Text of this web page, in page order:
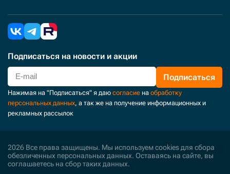
Подписаться на новости и акции
Подписаться
Нажимая на "Подписаться" я даю согласие на обработку
персональных данных, а так же на получение информационных и
рекламных рассылок
2026 Все права защищены. Мы используем cookies для сбора
обезличенных персональных данных. Оставаясь на сайте, вы
соглашаетесь на сбор таких данных.